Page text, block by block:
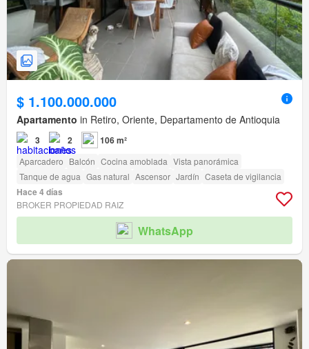
$ 1.100.000.000
Apartamento in Retiro, Oriente, Departamento de Antioquia
3 2 106 m²
Aparcadero Balcón Cocina amoblada Vista panorámica
Tanque de agua Gas natural Ascensor Jardín Caseta de vigilancia
Hace 4 días
BROKER PROPIEDAD RAIZ
WhatsApp